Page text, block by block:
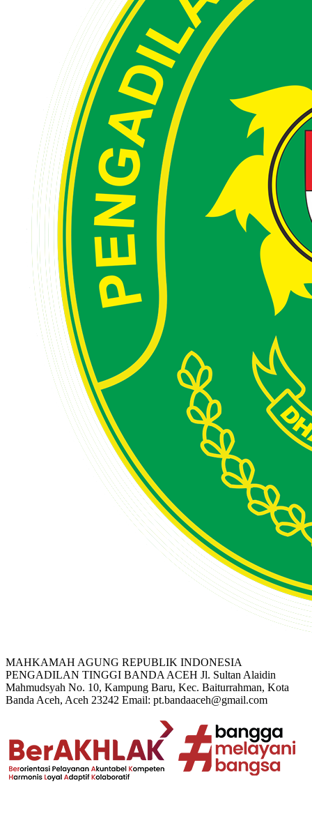
MAHKAMAH AGUNG REPUBLIK INDONESIA
PENGADILAN TINGGI BANDA ACEH Jl. Sultan Alaidin
Mahmudsyah No. 10, Kampung Baru, Kec. Baiturrahman, Kota
Banda Aceh, Aceh 23242 Email: pt.bandaaceh@gmail.com